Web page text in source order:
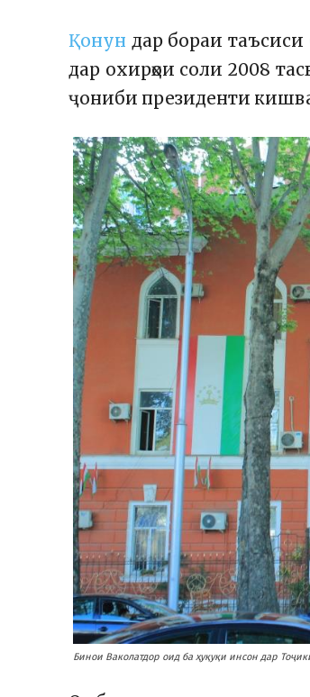
Қонун дар бораи
дар охирҳои соли 2008
ҷониби президенти
Бинои Ваколатдор оид ба ҳуқуқи инсон дар